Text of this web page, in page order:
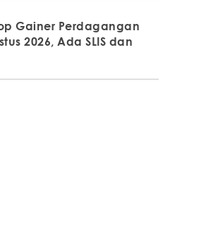
Gainer Perdagangan
2026, Ada SLIS dan